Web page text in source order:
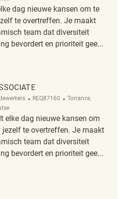
dag nieuwe kansen om te
te overtreffen. Je maakt
team dat diversiteit
bevordert en prioriteit gee...
REQ69306
ReqId
REQ87160 Plaats
Torrance,
elke dag nieuwe kansen om
jezelf te overtreffen. Je maakt
team dat diversiteit
bevordert en prioriteit gee...
REQ87160